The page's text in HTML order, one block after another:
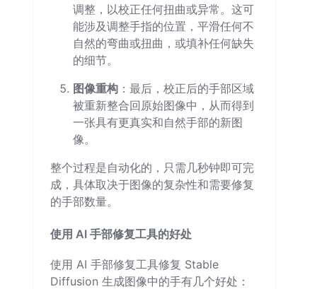
调整，以校正任何扭曲或异常。这可
能涉及调整手指的位置，平滑任何不
自然的弯曲或扭曲，或填补任何缺失
的细节。
图像重构 ：最后，校正后的手部区域
被重新整合回原始图像中，从而得到
一张具有更真实和自然手部的新图
像。
整个过程是自动化的，只需几秒钟即可完
成，具体取决于图像的复杂性和需要修复
的手部数量。
使用 AI 手部修复工具的好处
使用 AI 手部修复工具修复 Stable
Diffusion 生成图像中的手有几个好处：